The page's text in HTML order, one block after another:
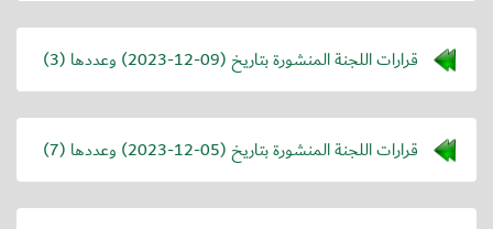
قرارات اللجنة المنشورة بتاريخ (2023-12-09) وعددها (3)
قرارات اللجنة المنشورة بتاريخ (2023-12-05) وعددها (7)